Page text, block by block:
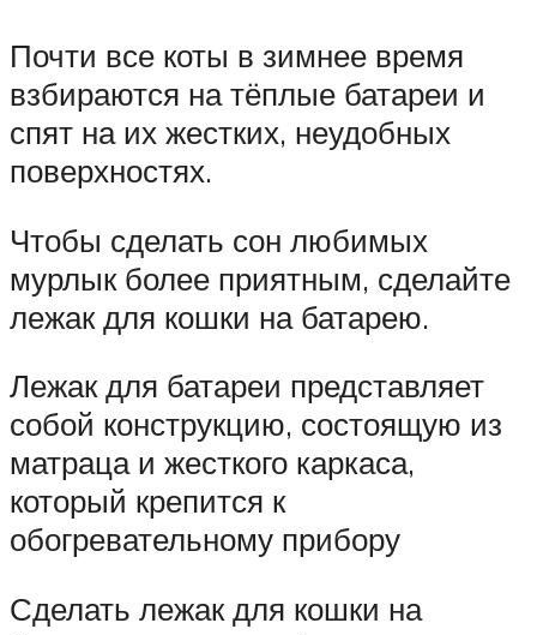
Почти все коты в зимнее время
взбираются на тёплые батареи и
спят на их жестких, неудобных
поверхностях.
Чтобы сделать сон любимых
мурлык более приятным, сделайте
лежак для кошки на батарею.
Лежак для батареи представляет
собой конструкцию, состоящую из
матраца и жесткого каркаса,
который крепится к
обогревательному прибору
Сделать лежак для кошки на